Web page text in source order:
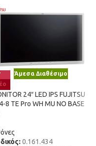
Άμεσα Διαθέσιμο
24″ LED IPS FUJITSU
8 TE Pro WH MU NO BASE
0.161.434